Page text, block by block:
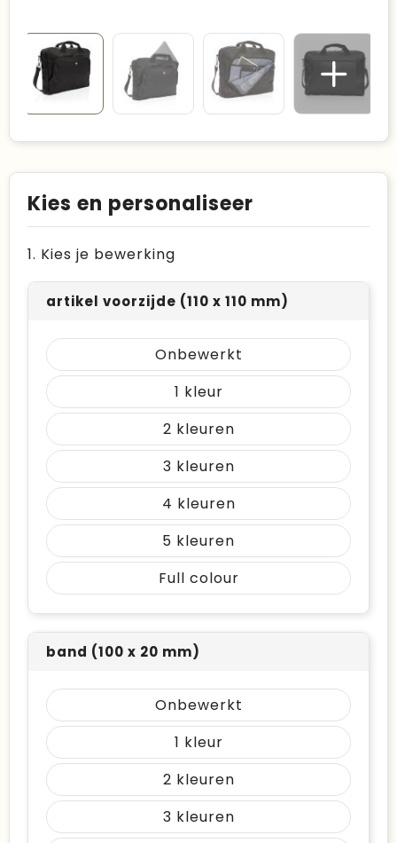
Kies en personaliseer
1. Kies je bewerking
artikel voorzijde (110 x 110 mm)
Onbewerkt
1
2
3
4
5
Full colour
band (100 x 20 mm)
Onbewerkt
1
2
3